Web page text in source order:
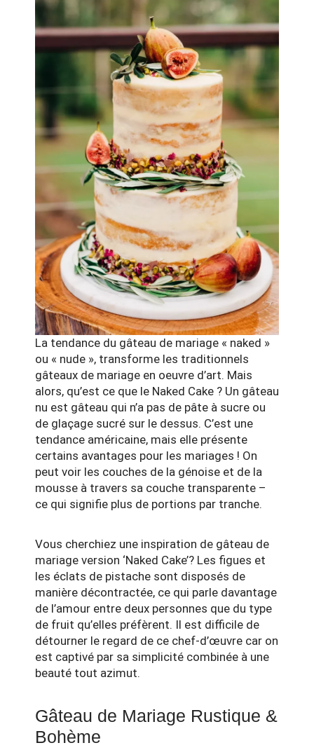
La tendance du gâteau de mariage « naked »
ou « nude », transforme les traditionnels
gâteaux de mariage en oeuvre d’art. Mais
alors, qu’est ce que le Naked Cake ? Un gâteau
nu est gâteau qui n’a pas de pâte à sucre ou
de glaçage sucré sur le dessus. C’est une
tendance américaine, mais elle présente
certains avantages pour les mariages ! On
peut voir les couches de la génoise et de la
mousse à travers sa couche transparente –
ce qui signifie plus de portions par tranche.
Vous cherchiez une inspiration de gâteau de
mariage version ‘Naked Cake’? Les figues et
les éclats de pistache sont disposés de
manière décontractée, ce qui parle davantage
de l’amour entre deux personnes que du type
de fruit qu’elles préfèrent. Il est difficile de
détourner le regard de ce chef-d’œuvre car on
est captivé par sa simplicité combinée à une
beauté tout azimut.
Gâteau de Mariage Rustique &
Bohème